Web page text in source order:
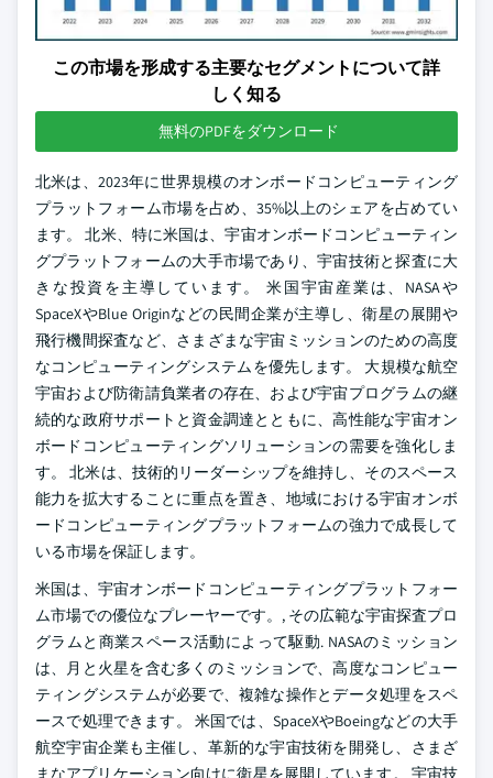
この市場を形成する主要なセグメントについて詳
しく知る
無料のPDFをダウンロード
北米は、2023年に世界規模のオンボードコンピューティング
プラットフォーム市場を占め、35%以上のシェアを占めてい
ます。 北米、特に米国は、宇宙オンボードコンピューティン
グプラットフォームの大手市場であり、宇宙技術と探査に大
きな投資を主導しています。 米国宇宙産業は、NASAや
SpaceXやBlue Originなどの民間企業が主導し、衛星の展開や
飛行機間探査など、さまざまな宇宙ミッションのための高度
なコンピューティングシステムを優先します。 大規模な航空
宇宙および防衛請負業者の存在、および宇宙プログラムの継
続的な政府サポートと資金調達とともに、高性能な宇宙オン
ボードコンピューティングソリューションの需要を強化しま
す。 北米は、技術的リーダーシップを維持し、そのスペース
能力を拡大することに重点を置き、地域における宇宙オンボ
ードコンピューティングプラットフォームの強力で成長して
いる市場を保証します。
米国は、宇宙オンボードコンピューティングプラットフォー
ム市場での優位なプレーヤーです。, その広範な宇宙探査プロ
グラムと商業スペース活動によって駆動. NASAのミッション
は、月と火星を含む多くのミッションで、高度なコンピュー
ティングシステムが必要で、複雑な操作とデータ処理をスペ
ースで処理できます。 米国では、SpaceXやBoeingなどの大手
航空宇宙企業も主催し、革新的な宇宙技術を開発し、さまざ
まなアプリケーション向けに衛星を展開しています。 宇宙技